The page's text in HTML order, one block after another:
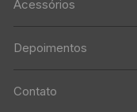
Acessórios
Depoimentos
Contato